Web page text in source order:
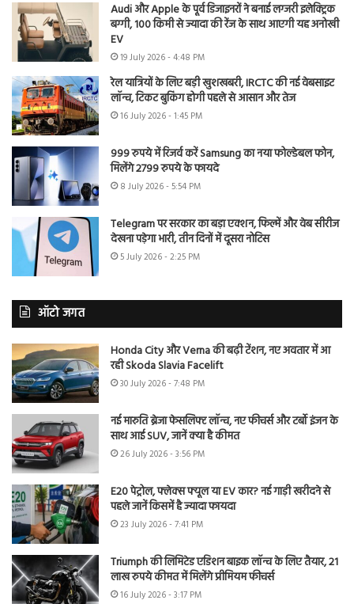
Audi और Apple के पूर्व डिजाइनरों ने बनाई लग्जरी इलेक्ट्रिक
बग्गी, 100 किमी से ज्यादा की रेंज के साथ आएगी यह अनोखी
EV
19 July 2026 - 4:48 PM
रेल यात्रियों के लिए बड़ी खुशखबरी, IRCTC की नई वेबसाइट
लॉन्च, टिकट बुकिंग होगी पहले से आसान और तेज
16 July 2026 - 1:45 PM
999 रुपये में रिजर्व करें Samsung का नया फोल्डेबल फोन,
मिलेंगे 2799 रुपये के फायदे
8 July 2026 - 5:54 PM
Telegram पर सरकार का बड़ा एक्शन, फिल्में और वेब सीरीज
देखना पड़ेगा भारी, तीन दिनों में दूसरा नोटिस
5 July 2026 - 2:25 PM
ऑटो जगत
Honda City और Verna की बढ़ी टेंशन, नए अवतार में आ
रही Skoda Slavia Facelift
30 July 2026 - 7:48 PM
नई मारुति ब्रेजा फेसलिफ्ट लॉन्च, नए फीचर्स और टर्बो इंजन के
साथ आई SUV, जानें क्या है कीमत
26 July 2026 - 3:56 PM
E20 पेट्रोल, फ्लेक्स फ्यूल या EV कार? नई गाड़ी खरीदने से
पहले जानें किसमें है ज्यादा फायदा
23 July 2026 - 7:41 PM
Triumph की लिमिटेड एडिशन बाइक लॉन्च के लिए तैयार, 21
लाख रुपये कीमत में मिलेंगे प्रीमियम फीचर्स
16 July 2026 - 3:17 PM